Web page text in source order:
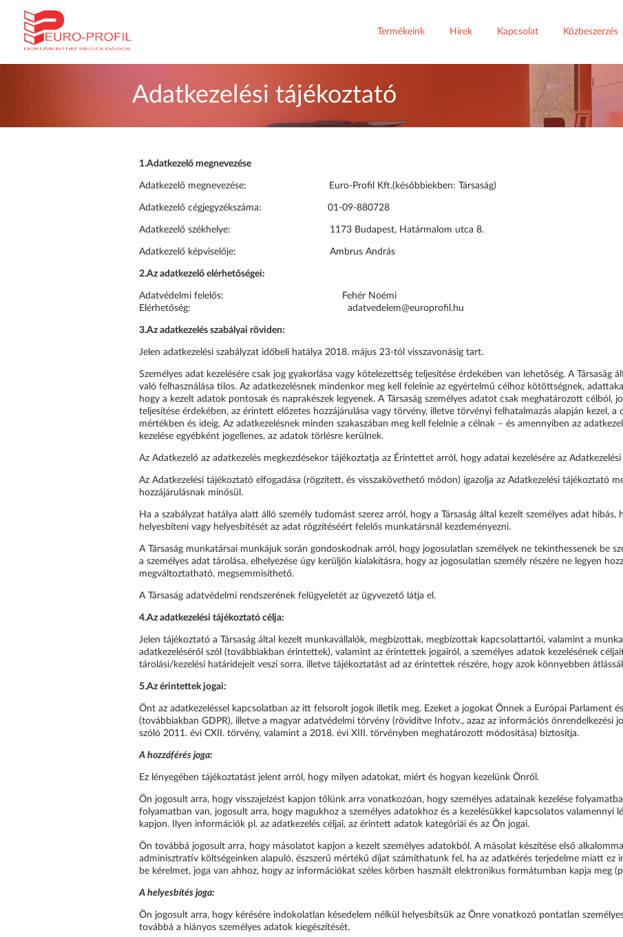
Termékeink Hírek Kapcsolat Közbeszerzés
Adatkezelési tájékoztató
1.Adatkezelő megnevezése
Adatkezelő megnevezése: Euro-Profil Kft.(későbbiekben: Társaság)
Adatkezelő cégjegyzékszáma: 01-09-880728
Adatkezelő székhelye: 1173 Budapest, Határmalom utca 8.
Adatkezelő képviselője: Ambrus András
2.Az adatkezelő elérhetőségei:
Adatvédelmi felelős: Fehér Noémi
Elérhetőség: adatvedelem@europrofil.hu
3.Az adatkezelés szabályai röviden:
Jelen adatkezelési szabályzat időbeli hatálya 2018. május 23-tól visszavonásig tart.
Személyes adat kezelésére csak jog gyakorlása vagy kötelezettség teljesítése érdekében van lehetőség. A Társaság
való felhasználása tilos. Az adatkezelésnek mindenkor meg kell felelnie az egyértelmű célhoz kötöttségnek,
hogy a kezelt adatok pontosak és naprakészek legyenek. A Társaság személyes adatot csak meghatározott célból,
teljesítése érdekében, az érintett előzetes hozzájárulása vagy törvény, illetve törvényi felhatalmazás alapján kezel, a
mértékben és ideig. Az adatkezelésnek minden szakaszában meg kell felelnie a célnak – és amennyiben az
kezelése egyébként jogellenes, az adatok törlésre kerülnek.
Az Adatkezelő az adatkezelés megkezdésekor tájékoztatja az Érintettet arról, hogy adatai kezelésére az
Az Adatkezelési tájékoztató elfogadása (rögzített, és visszakövethető módon) igazolja az Adatkezelési tájékoztató
hozzájárulásnak minősül.
Ha a szabályzat hatálya alatt álló személy tudomást szerez arról, hogy a Társaság által kezelt személyes adat
helyesbíteni vagy helyesbítését az adat rögzítéséért felelős munkatársnál kezdeményezni.
A Társaság munkatársai munkájuk során gondoskodnak arról, hogy jogosulatlan személyek ne tekinthessenek be
a személyes adat tárolása, elhelyezése úgy kerüljön kialakításra, hogy az jogosulatlan személy részére ne legyen
megváltoztatható, megsemmisíthető.
A Társaság adatvédelmi rendszerének felügyeletét az ügyvezető látja el.
4.Az adatkezelési tájékoztató célja:
Jelen tájékoztató a Társaság által kezelt munkavállalók, megbízottak, megbízottak kapcsolattartói, valamint a
adatkezeléséről szól (továbbiakban érintettek), valamint az érintettek jogairól, a személyes adatok kezelésének
tárolási/kezelési határidejeit veszi sorra, illetve tájékoztatást ad az érintettek részére, hogy azok könnyebben
5.Az érintettek jogai:
Önt az adatkezeléssel kapcsolatban az itt felsorolt jogok illetik meg. Ezeket a jogokat Önnek a Európai Parlament
(továbbiakban GDPR), illetve a magyar adatvédelmi törvény (rövidítve Infotv., azaz az információs önrendelkezési
szóló 2011. évi CXII. törvény, valamint a 2018. évi XIII. törvényben meghatározott módosítása) biztosítja.
A hozzáférés joga:
Ez lényegében tájékoztatást jelent arról, hogy milyen adatokat, miért és hogyan kezelünk Önről.
Ön jogosult arra, hogy visszajelzést kapjon tőlünk arra vonatkozóan, hogy személyes adatainak kezelése
folyamatban van, jogosult arra, hogy magukhoz a személyes adatokhoz és a kezelésükkel kapcsolatos valamennyi
kapjon. Ilyen információk pl. az adatkezelés céljai, az érintett adatok kategóriái és az Ön jogai.
Ön továbbá jogosult arra, hogy másolatot kapjon a kezelt személyes adatokból. A másolat készítése első
adminisztratív költségeinken alapuló, észszerű mértékű díjat számíthatunk fel, ha az adatkérés terjedelme miatt
be kérelmet, joga van ahhoz, hogy az információkat széles körben használt elektronikus formátumban kapja meg
A helyesbítés joga:
Ön jogosult arra, hogy kérésére indokolatlan késedelem nélkül helyesbítsük az Önre vonatkozó pontatlan
továbbá a hiányos személyes adatok kiegészítését.